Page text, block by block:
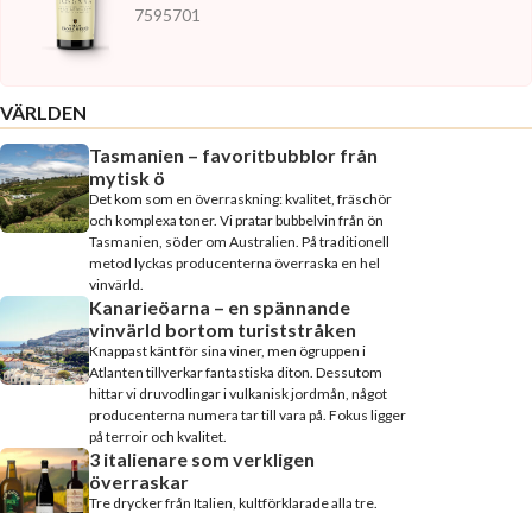
7595701
VÄRLDEN
Tasmanien – favoritbubblor från
mytisk ö
Det kom som en överraskning: kvalitet, fräschör
och komplexa toner. Vi pratar bubbelvin från ön
Tasmanien, söder om Australien. På traditionell
metod lyckas producenterna överraska en hel
vinvärld.
Kanarieöarna – en spännande
vinvärld bortom turiststråken
Knappast känt för sina viner, men ögruppen i
Atlanten tillverkar fantastiska diton. Dessutom
hittar vi druvodlingar i vulkanisk jordmån, något
producenterna numera tar till vara på. Fokus ligger
på terroir och kvalitet.
3 italienare som verkligen
överraskar
Tre drycker från Italien, kultförklarade alla tre.